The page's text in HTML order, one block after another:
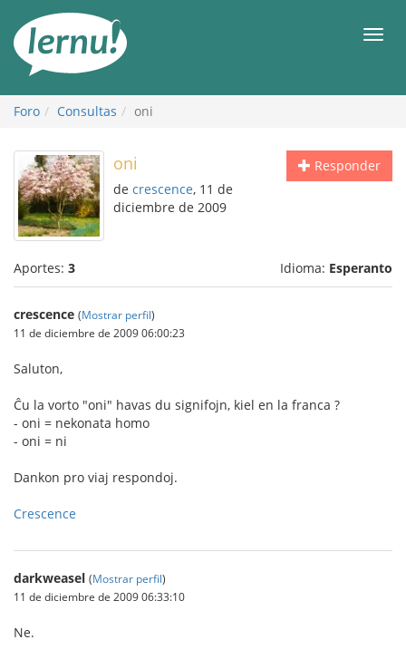
Foro Consultas oni
Responder
oni
de crescence, 11 de
diciembre de 2009
Aportes: 3 Idioma: Esperanto
crescence (Mostrar perfil)
11 de diciembre de 2009 06:00:23
Saluton,
Ĉu la vorto "oni" havas du signifojn, kiel en la franca ?
- oni = nekonata homo
- oni = ni
Dankon pro viaj respondoj.
Crescence
darkweasel (Mostrar perfil)
11 de diciembre de 2009 06:33:10
Ne.